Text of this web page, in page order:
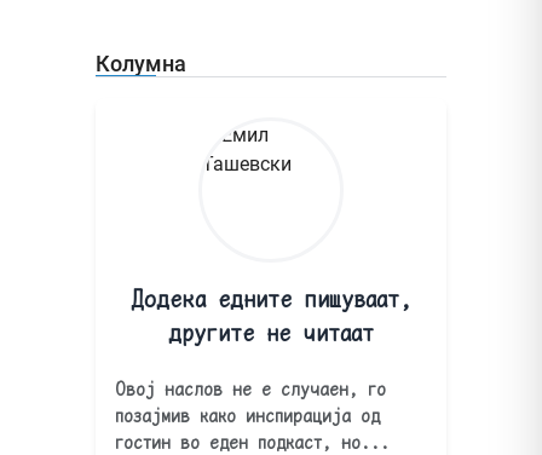
Колумна
Додека едните пишуваат,
другите не читаат
Овој наслов не е случаен, го
позајмив како инспирација од
гостин во еден подкаст, но...